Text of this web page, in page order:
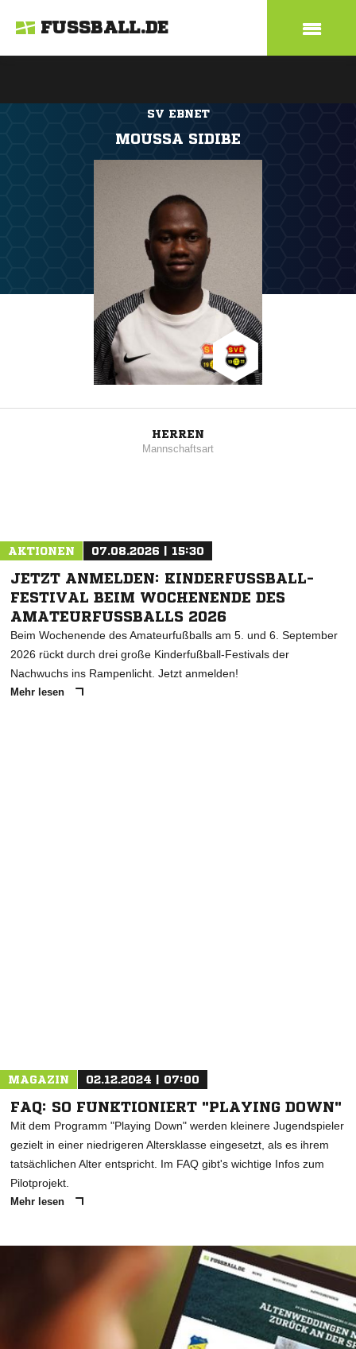
FUSSBALL.DE
SV EBNET
MOUSSA SIDIBE
HERREN
Mannschaftsart
AKTIONEN 07.08.2026 | 15:30
JETZT ANMELDEN: KINDERFUSSBALL-F
ESTIVAL BEIM WOCHENENDE DES A
MATEURFUSSBALLS 2026
Beim Wochenende des Amateurfußballs am 5. und 6. September
2026 rückt durch drei große Kinderfußball-Festivals der
Nachwuchs ins Rampenlicht. Jetzt anmelden!
Mehr lesen
MAGAZIN 02.12.2024 | 07:00
FAQ: SO FUNKTIONIERT "PLAYING DOWN"
Mit dem Programm "Playing Down" werden kleinere Jugendspieler
gezielt in einer niedrigeren Altersklasse eingesetzt, als es ihrem
tatsächlichen Alter entspricht. Im FAQ gibt's wichtige Infos zum
Pilotprojekt.
Mehr lesen